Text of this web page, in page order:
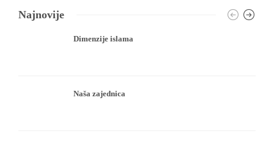
Najnovije
Dimenzije islama
Naša zajednica